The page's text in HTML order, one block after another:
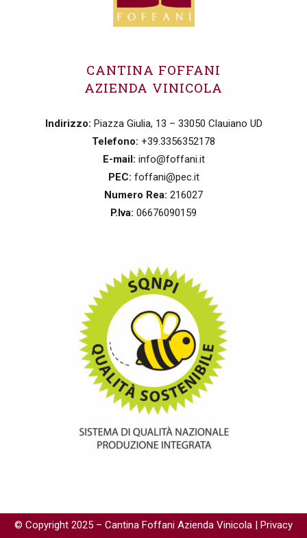
CANTINA FOFFANI
AZIENDA VINICOLA
Indirizzo: Piazza Giulia, 13 – 33050 Clauiano UD
Telefono: +39.3356352178
E-mail: info@foffani.it
PEC: foffani@pec.it
Numero Rea: 216027
P.Iva: 06676090159
© Copyright 2025 – Cantina Foffani Azienda Vinicola | Privacy